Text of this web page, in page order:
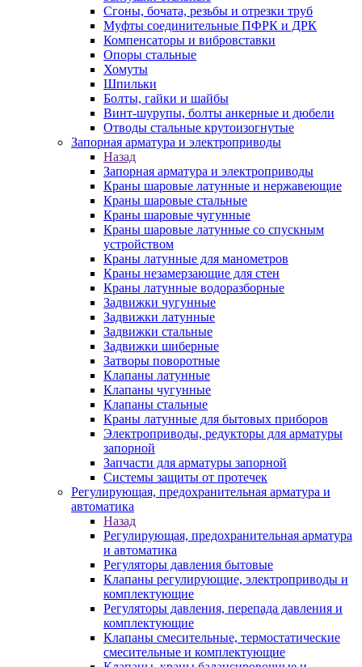
Сгоны, бочата, резьбы и отрезки труб
Муфты соединительные ПФРК и ДРК
Компенсаторы и вибровставки
Опоры стальные
Хомуты
Шпильки
Болты, гайки и шайбы
Винт-шурупы, болты анкерные и дюбели
Отводы стальные крутоизогнутые
Запорная арматура и электроприводы
Назад
Запорная арматура и электроприводы
Краны шаровые латунные и нержавеющие
Краны шаровые стальные
Краны шаровые чугунные
Краны шаровые латунные со спускным
устройством
Краны латунные для манометров
Краны незамерзающие для стен
Краны латунные водоразборные
Задвижки чугунные
Задвижки латунные
Задвижки стальные
Задвижки шиберные
Затворы поворотные
Клапаны латунные
Клапаны чугунные
Клапаны стальные
Краны латунные для бытовых приборов
Электроприводы, редукторы для арматуры
запорной
Запчасти для арматуры запорной
Системы защиты от протечек
Регулирующая, предохранительная арматура и
автоматика
Назад
Регулирующая, предохранительная арматура
и автоматика
Регуляторы давления бытовые
Клапаны регулирующие, электроприводы и
комплектующие
Регуляторы давления, перепада давления и
комплектующие
Клапаны смесительные, термостатические
смесительные и комплектующие